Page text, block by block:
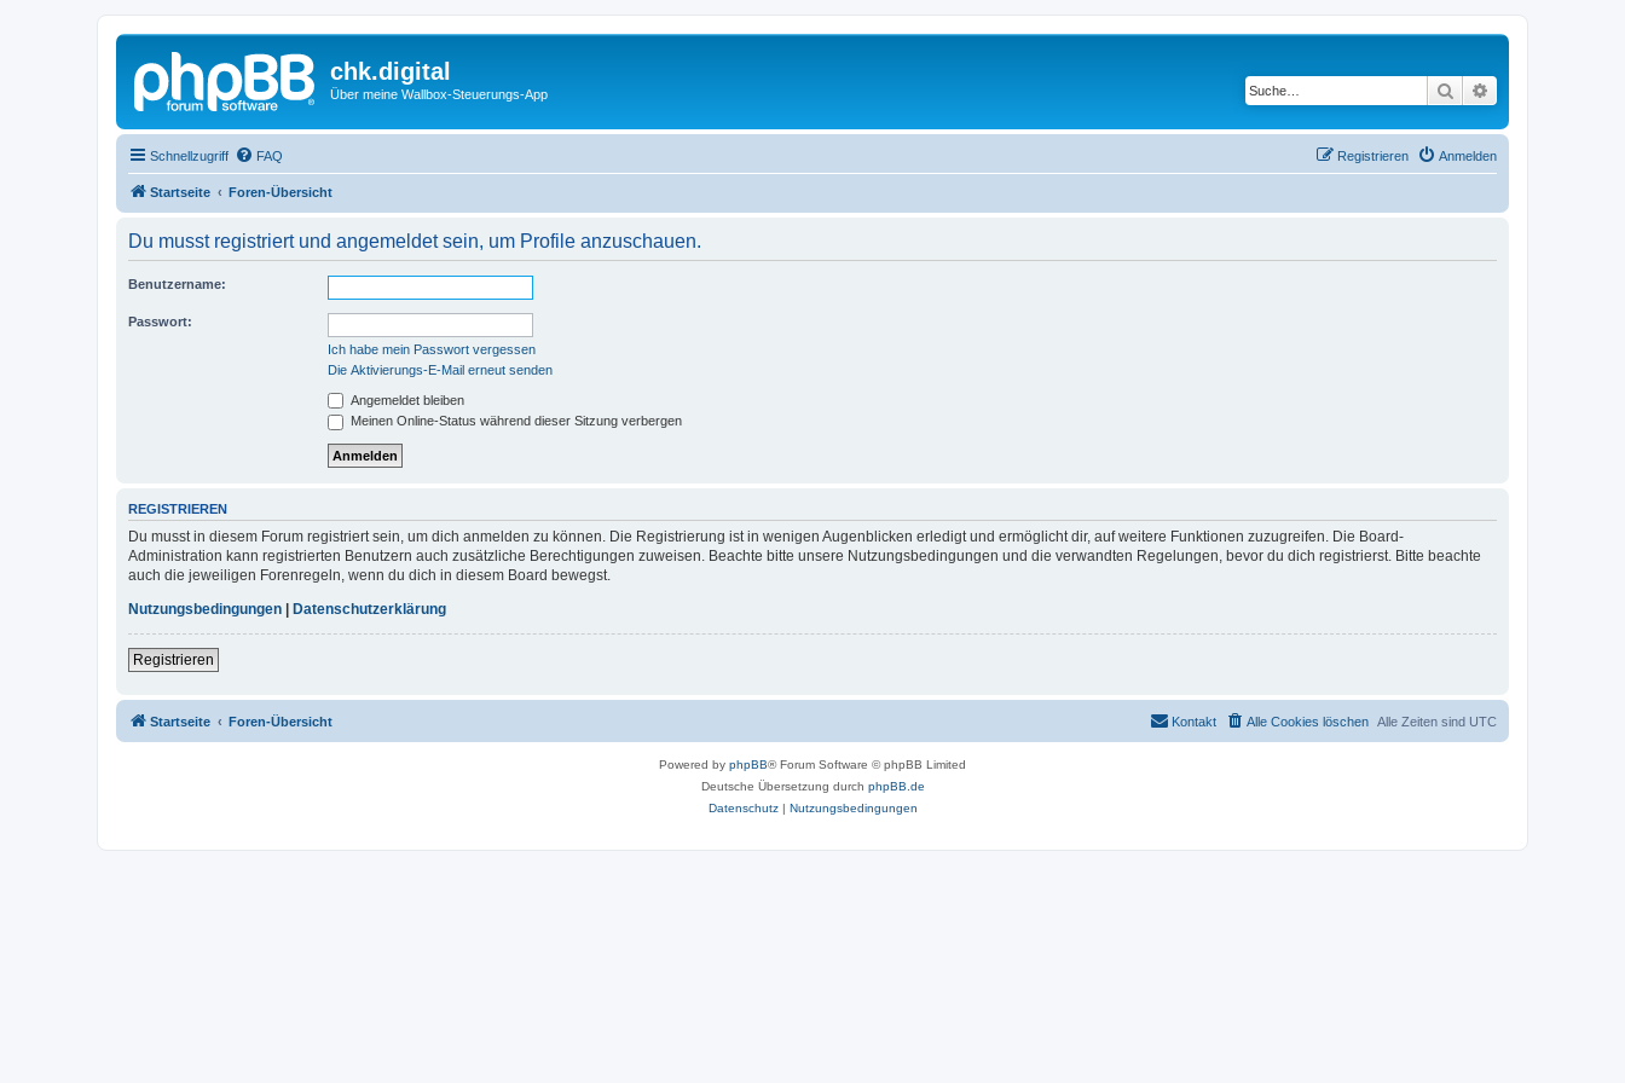
chk.digital
Über meine Wallbox-Steuerungs-App Suche
Schnellzugriff FAQ Anmelden
Registrieren
Startseite Foren-Übersicht
Du musst registriert und angemeldet sein, um Profile anzuschauen.
Benutzername:
Passwort:
Ich habe mein Passwort vergessen
Die Aktivierungs-E-Mail erneut senden
Angemeldet bleiben
Meinen Online-Status während dieser Sitzung verbergen
REGISTRIEREN
Du musst in diesem Forum registriert sein, um dich anmelden zu können. Die Registrierung ist in wenigen Augenblicken erledigt und ermöglicht dir, auf weitere Funktionen zuzugreifen. Die Board-
Administration kann registrierten Benutzern auch zusätzliche Berechtigungen zuweisen. Beachte bitte unsere Nutzungsbedingungen und die verwandten Regelungen, bevor du dich registrierst. Bitte beachte
auch die jeweiligen Forenregeln, wenn du dich in diesem Board bewegst.
Nutzungsbedingungen
Datenschutzerklärung
Registrieren
Startseite Foren-Übersicht Alle Zeiten sind UTC
Alle Cookies löschen
Kontakt
Powered by phpBB® Forum Software © phpBB Limited
Deutsche Übersetzung durch phpBB.de
Datenschutz| Nutzungsbedingungen